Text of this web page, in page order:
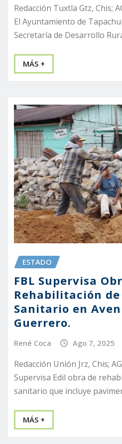
Redacción Tuxtla Gtz, Chis;
El Ayuntamiento de
Secretaría de Desarrollo
MÁS +
ESTADO
FBL Supervisa
Rehabilitación
Sanitario en
Guerrero.
René Coca Ago 7, 2025
Redacción Unión Jrz, Chis;
Supervisa Edil obra de
sanitario que incluye
MÁS +